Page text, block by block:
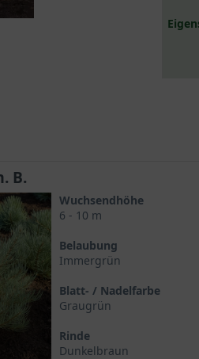
B.
Wuchsendhöhe
6 - 10 m
Belaubung
Immergrün
Blatt- / Nadelfarbe
Graugrün
Rinde
Dunkelbraun